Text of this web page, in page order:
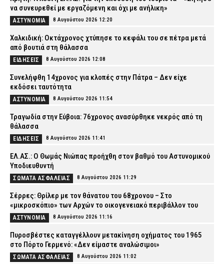
να συνευρεθεί με εργαζόμενη και όχι με ανήλικη»
ΑΣΤΥΝΟΜΙΑ 8 Αυγούστου 2026 12:20
Χαλκιδική: Οκτάχρονος χτύπησε το κεφάλι του σε πέτρα μετά
από βουτιά στη θάλασσα
ΕΙΔΗΣΕΙΣ 8 Αυγούστου 2026 12:08
Συνελήφθη 14χρονος για κλοπές στην Πάτρα – Δεν είχε
εκδόσει ταυτότητα
ΑΣΤΥΝΟΜΙΑ 8 Αυγούστου 2026 11:54
Τραγωδία στην Εύβοια: 76χρονος ανασύρθηκε νεκρός από τη
θάλασσα
ΕΙΔΗΣΕΙΣ 8 Αυγούστου 2026 11:41
ΕΛ.ΑΣ.: Ο Θωμάς Νιώπας προήχθη στον βαθμό του Αστυνομικού
Υποδιευθυντή
ΣΩΜΑΤΑ ΑΣΦΑΛΕΙΑΣ 8 Αυγούστου 2026 11:29
Σέρρες: Θρίλερ με τον θάνατου του 68χρονου – Στο
«μικροσκόπιο» των Αρχών το οικογενειακό περιβάλλον του
ΑΣΤΥΝΟΜΙΑ 8 Αυγούστου 2026 11:16
Πυροσβέστες καταγγέλλουν μετακίνηση οχήματος του 1965
στο Πόρτο Γερμενό: «Δεν είμαστε αναλώσιμοι»
ΣΩΜΑΤΑ ΑΣΦΑΛΕΙΑΣ 8 Αυγούστου 2026 11:02